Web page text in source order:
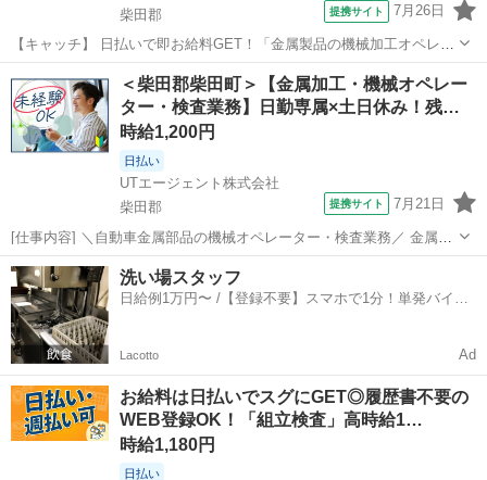
柴田郡
提携サイト 7月26日
【キャッチ】 日払いで即お給料GET！「金属製品の機械加工オペレー
ター」【初心者カンゲイ♪】残業月20H以上！高収入ゲットの大チャン
ス☆高！ 【コメント】 弊社なら事前の職場見学が多数！お仕事安心ス
タート★★ 「派遣では...
工場
＜柴田郡柴田町＞【金属加工・機械オペレー
ター・検査業務】日勤専属×土日休み！残…
時給1,200円
日払い
UTエージェント株式会社
柴田郡
提携サイト 7月21日
[仕事内容] ＼自動車金属部品の機械オペレーター・検査業務／ 金属製
品の機械オペレーター、 検査経験を活かせるお仕事です◎ ☆人気の軽
作業☆ モクモクと作業に打ち込みたい方にオススメです 自分のペース
で作業できるのも人気...
宮城 柴田郡 工場
洗い場スタッフ
日給例1万円〜 /【登録不要】スマホで1分！単発バイト
Lacotto Ad
お給料は日払いでスグにGET◎履歴書不要の
WEB登録OK！「組立検査」高時給1…
時給1,180円
日払い